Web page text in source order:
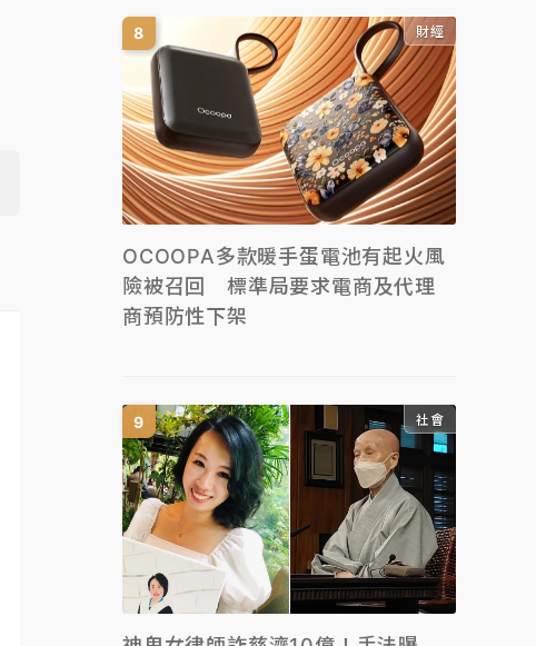
財經
OCOOPA多款暖手蛋電池有起火風
險被召回 標準局要求電商及代理
商預防性下架
社會